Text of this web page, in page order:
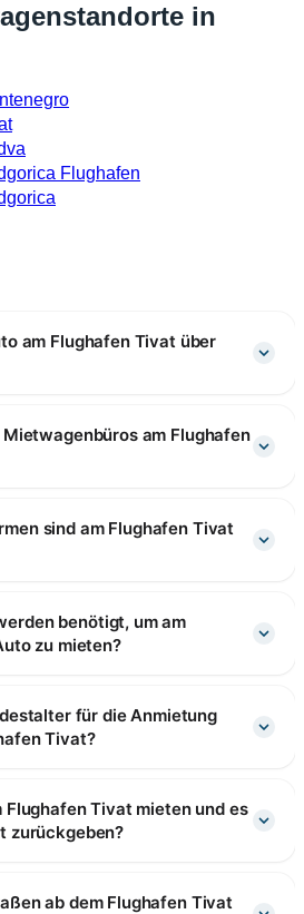
in
Flughafen
am Flughafen Tivat über
am Flughafen
sind am Flughafen Tivat
benötigt, um am
zu mieten?
für die Anmietung
Tivat?
Flughafen Tivat mieten und es
zurückgeben?
ab dem Flughafen Tivat